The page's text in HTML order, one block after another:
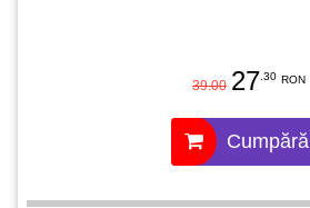
39.00 27 .30 RON
Cumpără